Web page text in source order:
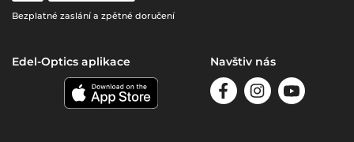
Bezplatné zaslání a zpětné doručení
Edel-Optics aplikace Navštiv nás